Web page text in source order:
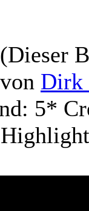
(Dieser
Dirk
5*